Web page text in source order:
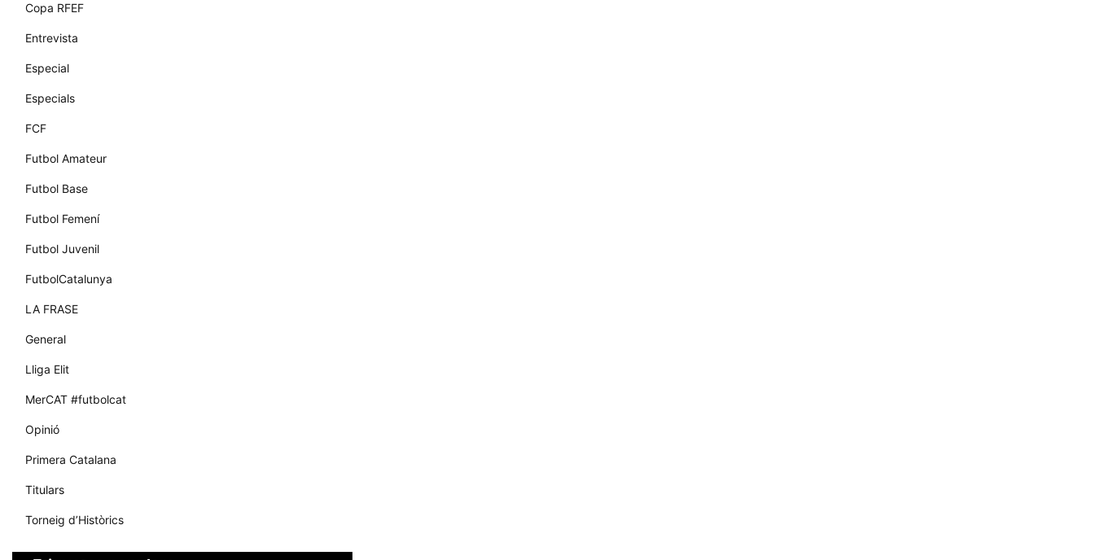
Copa RFEF
Entrevista
Especial
Especials
FCF
Futbol Amateur
Futbol Base
Futbol Femení
Futbol Juvenil
FutbolCatalunya
LA FRASE
General
Lliga Elit
MerCAT #futbolcat
Opinió
Primera Catalana
Titulars
Torneig d’Històrics